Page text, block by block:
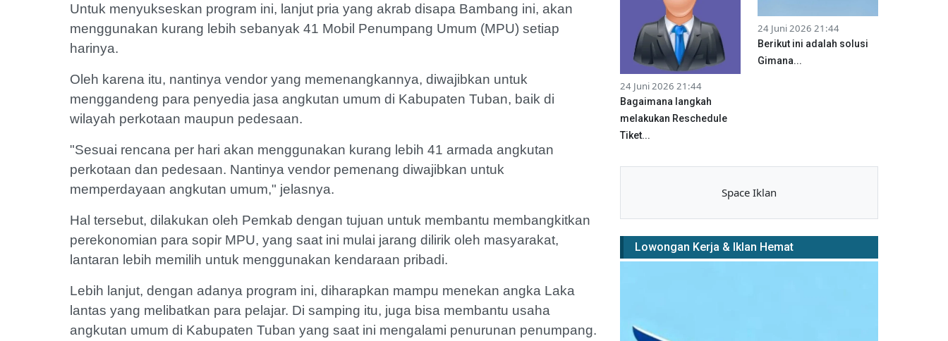
Untuk menyukseskan program ini, lanjut pria yang akrab disapa Bambang ini, akan
menggunakan kurang lebih sebanyak 41 Mobil Penumpang Umum (MPU) setiap
harinya.
Oleh karena itu, nantinya vendor yang memenangkannya, diwajibkan untuk
menggandeng para penyedia jasa angkutan umum di Kabupaten Tuban, baik di
wilayah perkotaan maupun pedesaan.
"Sesuai rencana per hari akan menggunakan kurang lebih 41 armada angkutan
perkotaan dan pedesaan. Nantinya vendor pemenang diwajibkan untuk
memperdayaan angkutan umum," jelasnya.
Hal tersebut, dilakukan oleh Pemkab dengan tujuan untuk membantu membangkitkan
perekonomian para sopir MPU, yang saat ini mulai jarang dilirik oleh masyarakat,
lantaran lebih memilih untuk menggunakan kendaraan pribadi.
Lebih lanjut, dengan adanya program ini, diharapkan mampu menekan angka Laka
lantas yang melibatkan para pelajar. Di samping itu, juga bisa membantu usaha
angkutan umum di Kabupaten Tuban yang saat ini mengalami penurunan penumpang.
24 Juni 2026 21:44
Bagaimana langkah
melakukan Reschedule
Tiket...
24 Juni 2026 21:44
Berikut ini adalah solusi
Gimana...
Space Iklan
Lowongan Kerja & Iklan Hemat